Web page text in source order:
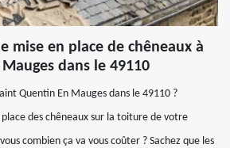
mise en place de chêneaux à
dans le 49110
Quentin En Mauges dans le 49110 ?
des chêneaux sur la toiture de votre
combien ça va vous coûter ? Sachez que les